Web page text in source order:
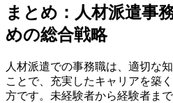
まとめ：人材派遣事
めの総合戦略
人材派遣での事務職は、適切な
ことで、充実したキャリアを築
方です。未経験者から経験者ま